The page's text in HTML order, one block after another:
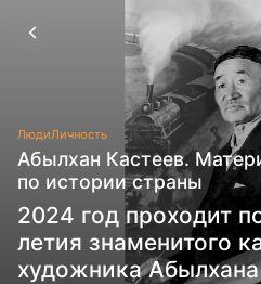
ЛюдиЛичность
Абылхан Кастеев.
по истории страны
2024 год проходит
летия знаменитого
художника